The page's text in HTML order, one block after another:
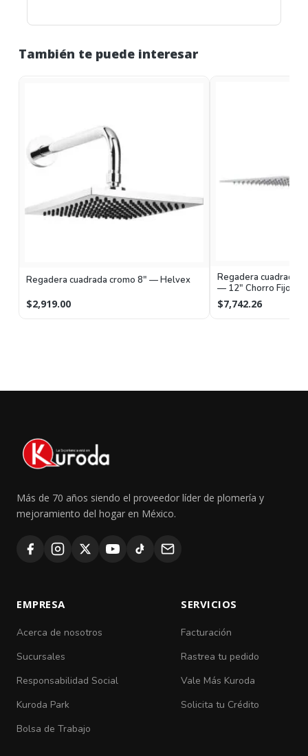
También te puede interesar
Regadera cuadrada cromo 8" — Helvex
$2,919.00
Regadera cuadrada
— 12" Chorro Fijo
$7,742.26
Más de 70 años siendo el proveedor líder de plomería y
mejoramiento del hogar en México.
EMPRESA
Acerca de nosotros
Sucursales
Responsabilidad Social
Kuroda Park
Bolsa de Trabajo
SERVICIOS
Facturación
Rastrea tu pedido
Vale Más Kuroda
Solicita tu Crédito